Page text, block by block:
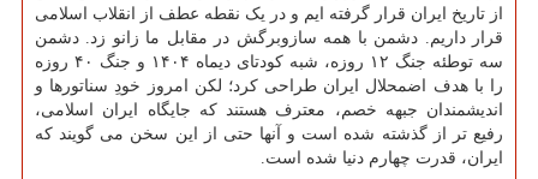
از تاریخ ایران قرار گرفته ایم و در یک نقطه عطف از انقلاب اسلامی
قرار داریم. دشمن با همه سازوبرگش در مقابل ما زانو زد. دشمن
سه توطئه جنگ ۱۲ روزه، شبه کودتای دیماه ۱۴۰۴ و جنگ ۴۰ روزه
را با هدف اضمحلال ایران طراحی کرد؛ لکن امروز خودِ سناتورها و
اندیشمندان جبهه خصم، معترف هستند که جایگاه ایران اسلامی،
رفیع تر از گذشته شده است و آنها حتی از این سخن می گویند که
ایران، قدرت چهارم دنیا شده است.